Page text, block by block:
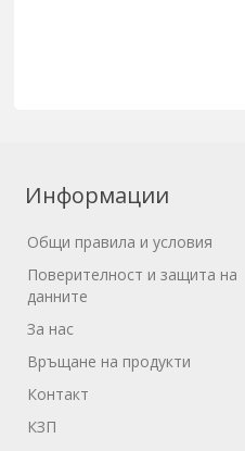
Информации
Общи правила и условия
Поверителност и защита на
данните
За нас
Връщане на продукти
Контакт
КЗП